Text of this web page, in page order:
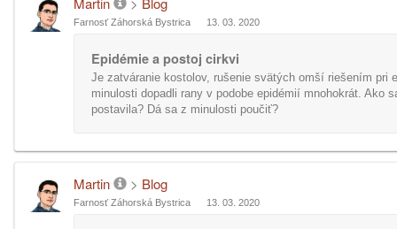
Farnosť Záhorská Bystrica 13. 03. 2020
Epidémie a postoj cirkvi
Je zatváranie kostolov, rušenie svätých omší riešením pri
minulosti dopadli rany v podobe epidémií mnohokrát. Ako
postavila? Dá sa z minulosti poučiť?
Martin > Blog
Farnosť Záhorská Bystrica 13. 03. 2020